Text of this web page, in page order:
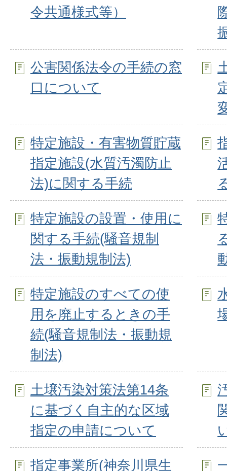
令共通様式等）
公害関係法令の手続の窓
口について
特定施設・有害物質貯蔵
指定施設(水質汚濁防止
法)に関する手続
特定施設の設置・使用に
関する手続(騒音規制
法・振動規制法)
特定施設のすべての使
用を廃止するときの手
続(騒音規制法・振動規
制法)
土壌汚染対策法第14条
に基づく自主的な区域
指定の申請について
指定事業所(神奈川県生